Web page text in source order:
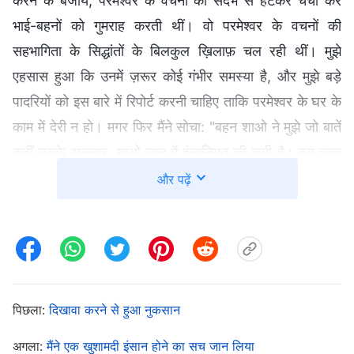
भाई-बहनों को गुमराह करती थीं। वो परमेश्वर के वचनों की
सहभागिता के सिद्धांतों के बिलकुल ख़िलाफ़ चल रही थीं। मुझे
एहसास हुआ कि उनमें ज़रूर कोई गंभीर समस्या है, और मुझे बड़े
पादरियों को इस बारे में रिपोर्ट करनी चाहिए ताकि परमेश्वर के घर के
काम में देरी न हो। मगर फिर मैंने सोचा: "बहन शाओ ने मुझे जो बातें
याओ लान मेरे काम की प्रभारी हैं, अगर उन्हें पता चला कि मैंने उनके
शाओ को मेज़बानी की जिम्मेदारी वापस देने का फैसला किया।
कुछ बुरे बर्ताव के बारे में रिपोर्ट की। उन्होंने कहा कि भाई वांग और
उनकी पत्नी ने हाल ही में धर्म परिवर्तन किया था, वो चीनी कम्युनिस्ट
और पढ़ें
पिछला:दिखावा करने से हुआ नुकसान
अगला:मैंने एक खुशामदी इंसान होने का सच जान लिया